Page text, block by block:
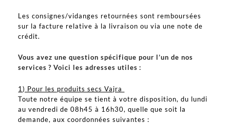
Les consignes/vidanges retournées sont remboursées
sur la facture relative à la livraison ou via une note de
crédit.
Vous avez une question spécifique pour l’un de nos
services ? Voici les adresses utiles :
1) Pour les produits secs Vajra
Toute notre équipe se tient à votre disposition, du lundi
au vendredi de 08h45 à 16h30, quelle que soit la
demande, aux coordonnées suivantes :